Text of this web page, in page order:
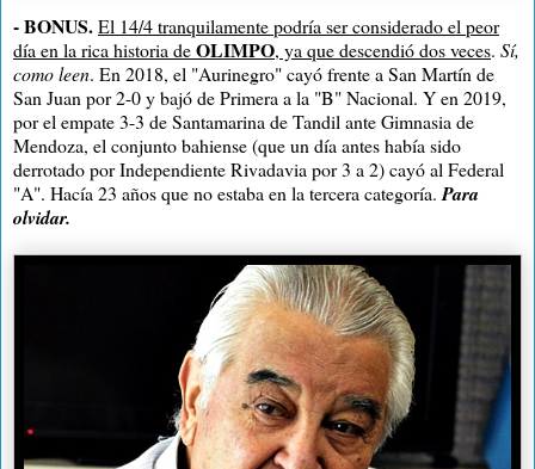
- BONUS.El 14/4 tranquilamente podría ser considerado el peor
día en la rica historia deOLIMPO, ya que descendió dos veces. Sí,
como leen. En 2018, el "Aurinegro" cayó frente a San Martín de
San Juan por 2-0 y bajó de Primera a la "B" Nacional. Y en 2019,
por el empate 3-3 de Santamarina de Tandil ante Gimnasia de
Mendoza, el conjunto bahiense (que un día antes había sido
derrotado por Independiente Rivadavia por 3 a 2) cayó al Federal
"A". Hacía 23 años que no estaba en la tercera categoría. Para
olvidar.